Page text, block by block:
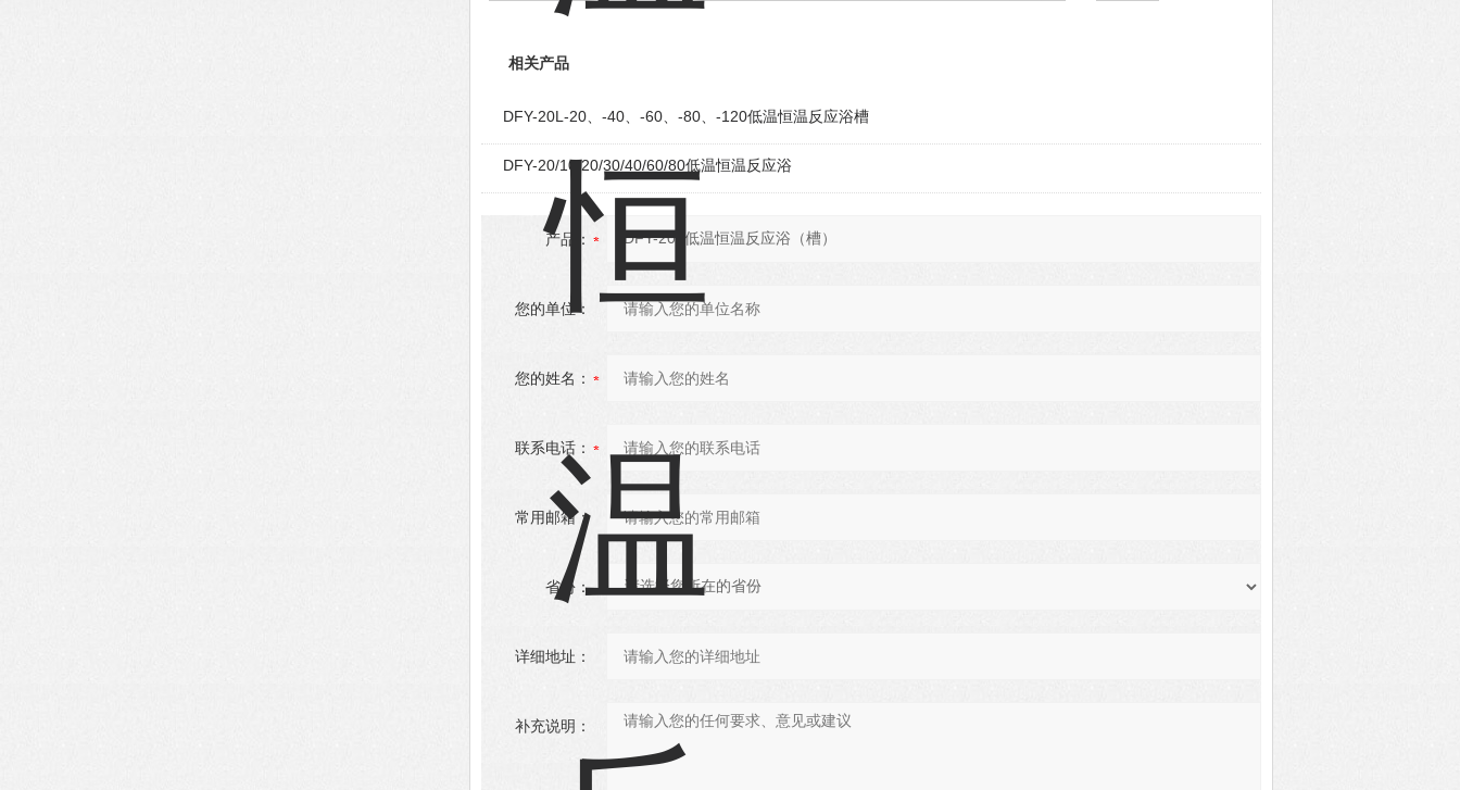
相关产品
DFY-20L-20、-40、-60、-80、-120低温恒温反应浴槽
DFY-20/10/20/30/40/60/80低温恒温反应浴
产品：
您的单位：
您的姓名：
联系电话：
常用邮箱：
省份：
详细地址：
补充说明：